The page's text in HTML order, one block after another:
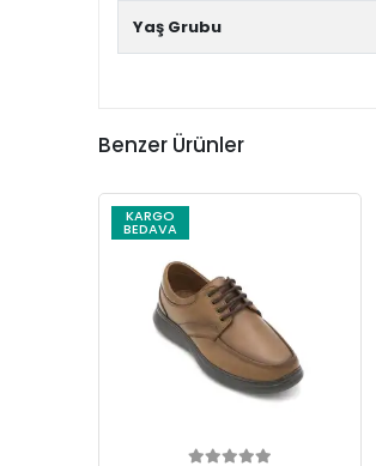
Yaş Grubu
Benzer Ürünler
KARGO
BEDAVA